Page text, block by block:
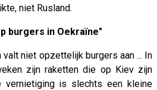
niet Rusland.
burgers in Oekraïne"
niet opzettelijk burgers aan ... In
zijn raketten die op Kiev zijn
vernietiging is slechts een kleine